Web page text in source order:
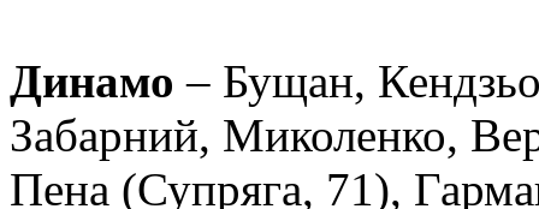
Динамо – Бущан,
Забарний, Миколенко,
Пена (Супряга, 71),